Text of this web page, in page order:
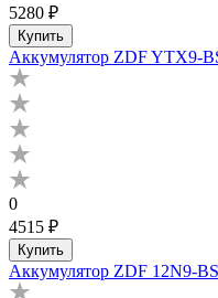
5280 ₽
Купить
Аккумулятор ZDF YTX9-
0
4515 ₽
Купить
Аккумулятор ZDF 12N9-